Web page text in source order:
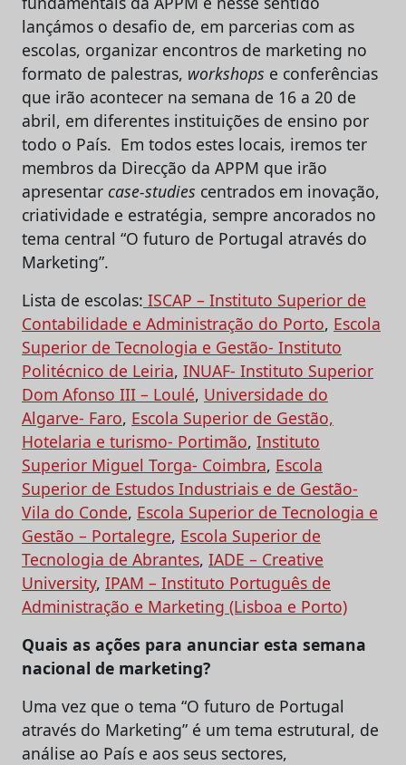
lançámos o desafio de, em parcerias com as
escolas, organizar encontros de marketing no
formato de palestras, workshops e conferências
que irão acontecer na semana de 16 a 20 de
abril, em diferentes instituições de ensino por
todo o País. Em todos estes locais, iremos ter
membros da Direcção da APPM que irão
apresentar case-studies centrados em inovação,
criatividade e estratégia, sempre ancorados no
tema central “O futuro de Portugal através do
Marketing”.
Lista de escolas: ISCAP – Instituto Superior de
Contabilidade e Administração do Porto, Escola
Superior de Tecnologia e Gestão- Instituto
Politécnico de Leiria, INUAF- Instituto Superior
Dom Afonso III – Loulé, Universidade do
Algarve- Faro, Escola Superior de Gestão,
Hotelaria e turismo- Portimão, Instituto
Superior Miguel Torga- Coimbra, Escola
Superior de Estudos Industriais e de Gestão-
Vila do Conde, Escola Superior de Tecnologia e
Gestão – Portalegre, Escola Superior de
Tecnologia de Abrantes, IADE – Creative
University, IPAM – Instituto Português de
Administração e Marketing (Lisboa e Porto)
Quais as ações para anunciar esta semana
nacional de marketing?
Uma vez que o tema “O futuro de Portugal
através do Marketing” é um tema estrutural, de
análise ao País e aos seus sectores,